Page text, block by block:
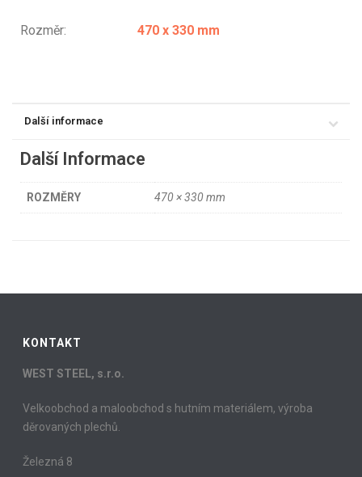
Rozměr: 470 x 330 mm
Další informace
Další Informace
ROZMĚRY 470 × 330 mm
KONTAKT
WEST STEEL, s.r.o.
Velkoobchod a maloobchod s hutním materiálem, výroba
děrovaných plechů.
Železná 8